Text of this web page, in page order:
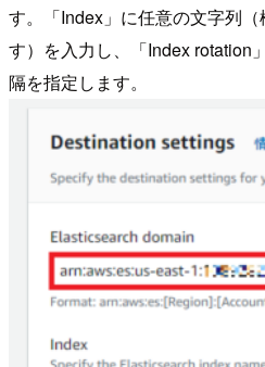
す。「Index」に任意の文字列
す）を入力し、「Index rotation
隔を指定します。